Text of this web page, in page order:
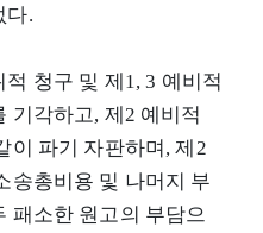
다.
청구 및 제1, 3 예비적
기각하고, 제2 예비적
이 파기 자판하며, 제2
송총비용 및 나머지 부
패소한 원고의 부담으